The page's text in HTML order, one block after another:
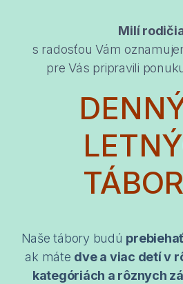
Milí
s radosťou Vám
pre Vás pripravili
Naše tábory budú
ak máte dve a viac detí v
kategóriách a rôznych